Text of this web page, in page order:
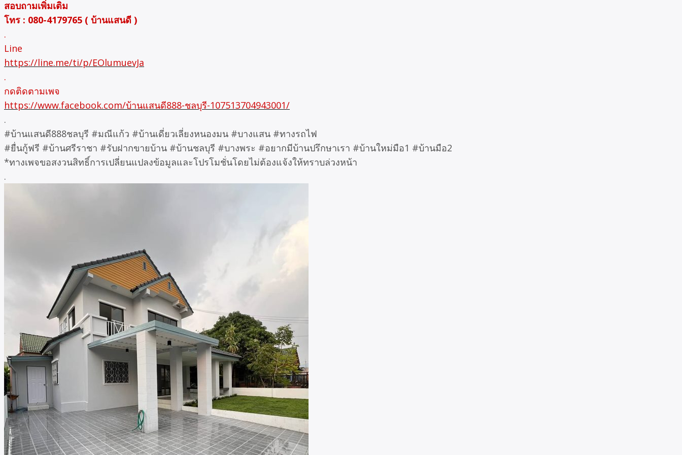
สอบถามเพิ่มเติม
โทร : 080-4179765 ( บ้านแสนดี )
.
Line
https://line.me/ti/p/EOlumuevJa
.
กดติดตามเพจ
https://www.facebook.com/บ้านแสนดี888-ชลบุรี-107513704943001/
.
#บ้านแสนดี888ชลบุรี #มณีแก้ว #บ้านเดี่ยวเลี่ยงหนองมน #บางแสน #ทางรถไฟ
#ยื่นกู้ฟรี #บ้านศรีราชา #รับฝากขายบ้าน #บ้านชลบุรี #บางพระ #อยากมีบ้านปรึกษาเรา #บ้านใหม่มือ1 #บ้านมือ2
*ทางเพจขอสงวนสิทธิ์การเปลี่ยนแปลงข้อมูลและโปรโมชั่นโดยไม่ต้องแจ้งให้ทราบล่วงหน้า
.